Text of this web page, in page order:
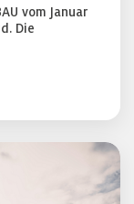
vom Januar
Die